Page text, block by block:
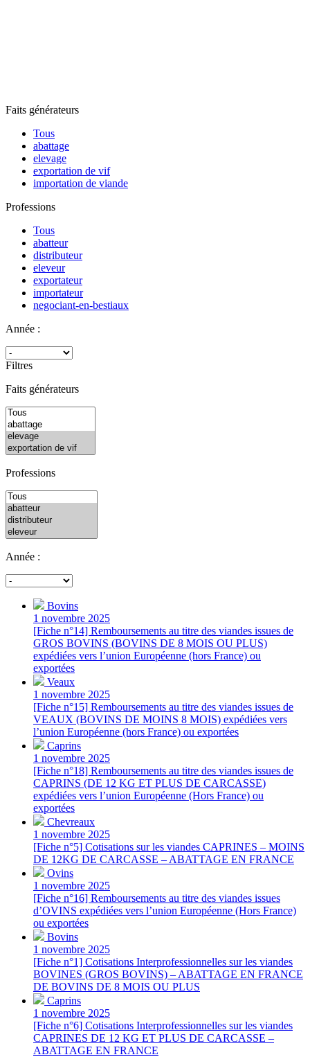
Faits générateurs
Tous
abattage
elevage
exportation de vif
importation de viande
Professions
Tous
abatteur
distributeur
eleveur
exportateur
importateur
negociant-en-bestiaux
Année :
Filtres
Faits générateurs
Professions
Année :
Bovins
1 novembre 2025
[Fiche n°14] Remboursements au titre des viandes issues de
GROS BOVINS (BOVINS DE 8 MOIS OU PLUS)
expédiées vers l’union Européenne (hors France) ou
exportées
Veaux
1 novembre 2025
[Fiche n°15] Remboursements au titre des viandes issues de
VEAUX (BOVINS DE MOINS 8 MOIS) expédiées vers
l’union Européenne (hors France) ou exportées
Caprins
1 novembre 2025
[Fiche n°18] Remboursements au titre des viandes issues de
CAPRINS (DE 12 KG ET PLUS DE CARCASSE)
expédiées vers l’union Européenne (Hors France) ou
exportées
Chevreaux
1 novembre 2025
[Fiche n°5] Cotisations sur les viandes CAPRINES – MOINS
DE 12KG DE CARCASSE – ABATTAGE EN FRANCE
Ovins
1 novembre 2025
[Fiche n°16] Remboursements au titre des viandes issues
d’OVINS expédiées vers l’union Européenne (Hors France)
ou exportées
Bovins
1 novembre 2025
[Fiche n°1] Cotisations Interprofessionnelles sur les viandes
BOVINES (GROS BOVINS) – ABATTAGE EN FRANCE
DE BOVINS DE 8 MOIS OU PLUS
Caprins
1 novembre 2025
[Fiche n°6] Cotisations Interprofessionnelles sur les viandes
CAPRINES DE 12 KG ET PLUS DE CARCASSE –
ABATTAGE EN FRANCE